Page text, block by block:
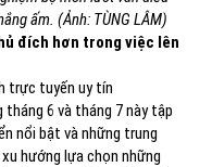
ấm. (Ảnh: TÙNG LÂM)
đích hơn trong việc lên
trực tuyến uy tín
tháng 6 và tháng 7 này tập
nổi bật và những trung
hướng lựa chọn những